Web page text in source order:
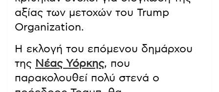
αξίας των μετοχών του Trump
Organization.
Η εκλογή του επόμενου δημάρχου
της Νέας Υόρκης, που
παρακολουθεί πολύ στενά ο